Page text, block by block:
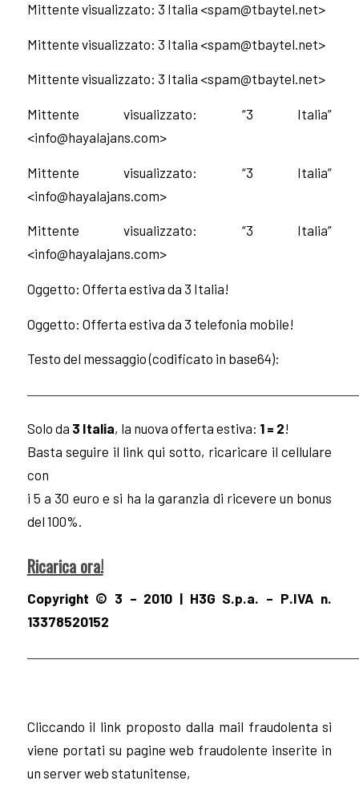
Mittente visualizzato: 3 Italia <spam@tbaytel.net>
Mittente visualizzato: 3 Italia <spam@tbaytel.net>
Mittente visualizzato: 3 Italia <spam@tbaytel.net>
Mittente visualizzato: “3 Italia”
<info@hayalajans.com>
Mittente visualizzato: “3 Italia”
<info@hayalajans.com>
Mittente visualizzato: “3 Italia”
<info@hayalajans.com>
Oggetto: Offerta estiva da 3 Italia!
Oggetto: Offerta estiva da 3 telefonia mobile!
Testo del messaggio (codificato in base64):
Solo da 3 Italia, la nuova offerta estiva: 1 = 2!
Basta seguire il link qui sotto, ricaricare il cellulare
con
i 5 a 30 euro e si ha la garanzia di ricevere un bonus
del 100%.
Ricarica ora!
Copyright © 3 – 2010 | H3G S.p.a. – P.IVA n.
13378520152
Cliccando il link proposto dalla mail fraudolenta si
viene portati su pagine web fraudolente inserite in
un server web statunitense,